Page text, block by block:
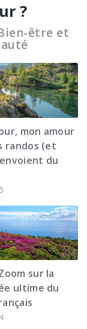
?
être et
mon amour
randos (et
du
sur la
ultime du